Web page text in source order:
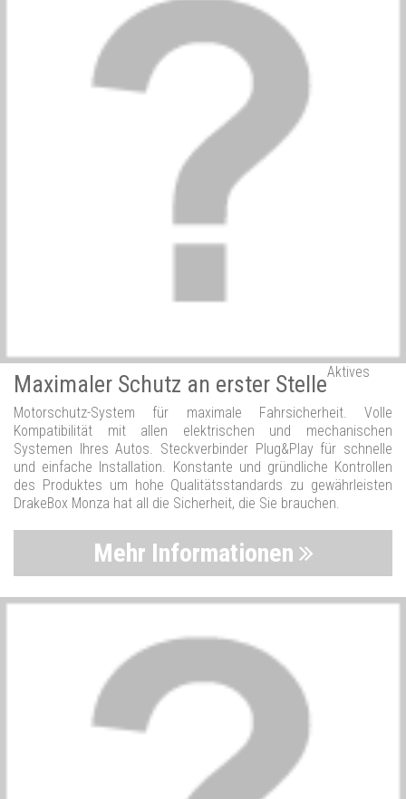
Maximaler Schutz an erster StelleAktives
Motorschutz-System für maximale Fahrsicherheit. Volle
Kompatibilität mit allen elektrischen und mechanischen
Systemen Ihres Autos. Steckverbinder Plug&Play für schnelle
und einfache Installation. Konstante und gründliche Kontrollen
des Produktes um hohe Qualitätsstandards zu gewährleisten
DrakeBox Monza hat all die Sicherheit, die Sie brauchen.
Mehr Informationen